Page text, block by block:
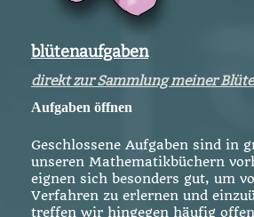
blütenaufgaben
direkt zur Sammlung meiner
Aufgaben öffnen
Geschlossene Aufgaben sind in
unseren Mathematikbüchern
eignen sich besonders gut, um
Verfahren zu erlernen und
treffen wir hingegen häufig